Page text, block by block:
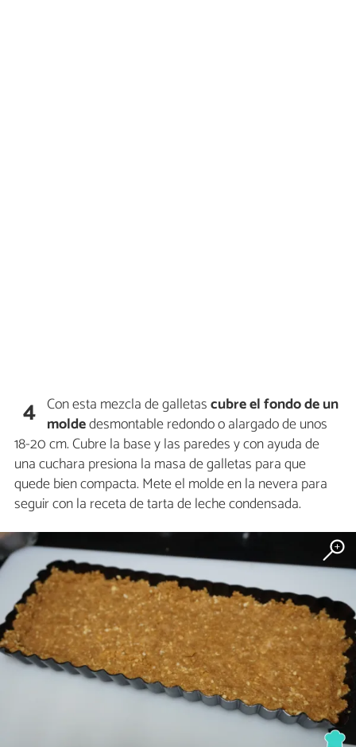
4 Con esta mezcla de galletascubre el fondo de un
moldedesmontable redondo o alargado de unos
18-20 cm. Cubre la base y las paredes y con ayuda de
una cuchara presiona la masa de galletas para que
quede bien compacta. Mete el molde en la nevera para
seguir con la receta de tarta de leche condensada.